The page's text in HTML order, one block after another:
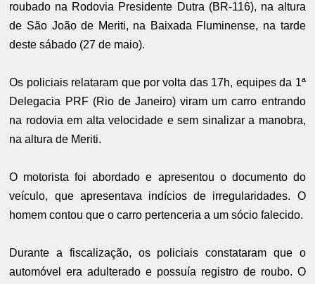
roubado na Rodovia Presidente Dutra (BR-116), na altura
de São João de Meriti, na Baixada Fluminense, na tarde
deste sábado (27 de maio).
Os policiais relataram que por volta das 17h, equipes da 1ª
Delegacia PRF (Rio de Janeiro) viram um carro entrando
na rodovia em alta velocidade e sem sinalizar a manobra,
na altura de Meriti.
O motorista foi abordado e apresentou o documento do
veículo, que apresentava indícios de irregularidades. O
homem contou que o carro pertenceria a um sócio falecido.
Durante a fiscalização, os policiais constataram que o
automóvel era adulterado e possuía registro de roubo. O